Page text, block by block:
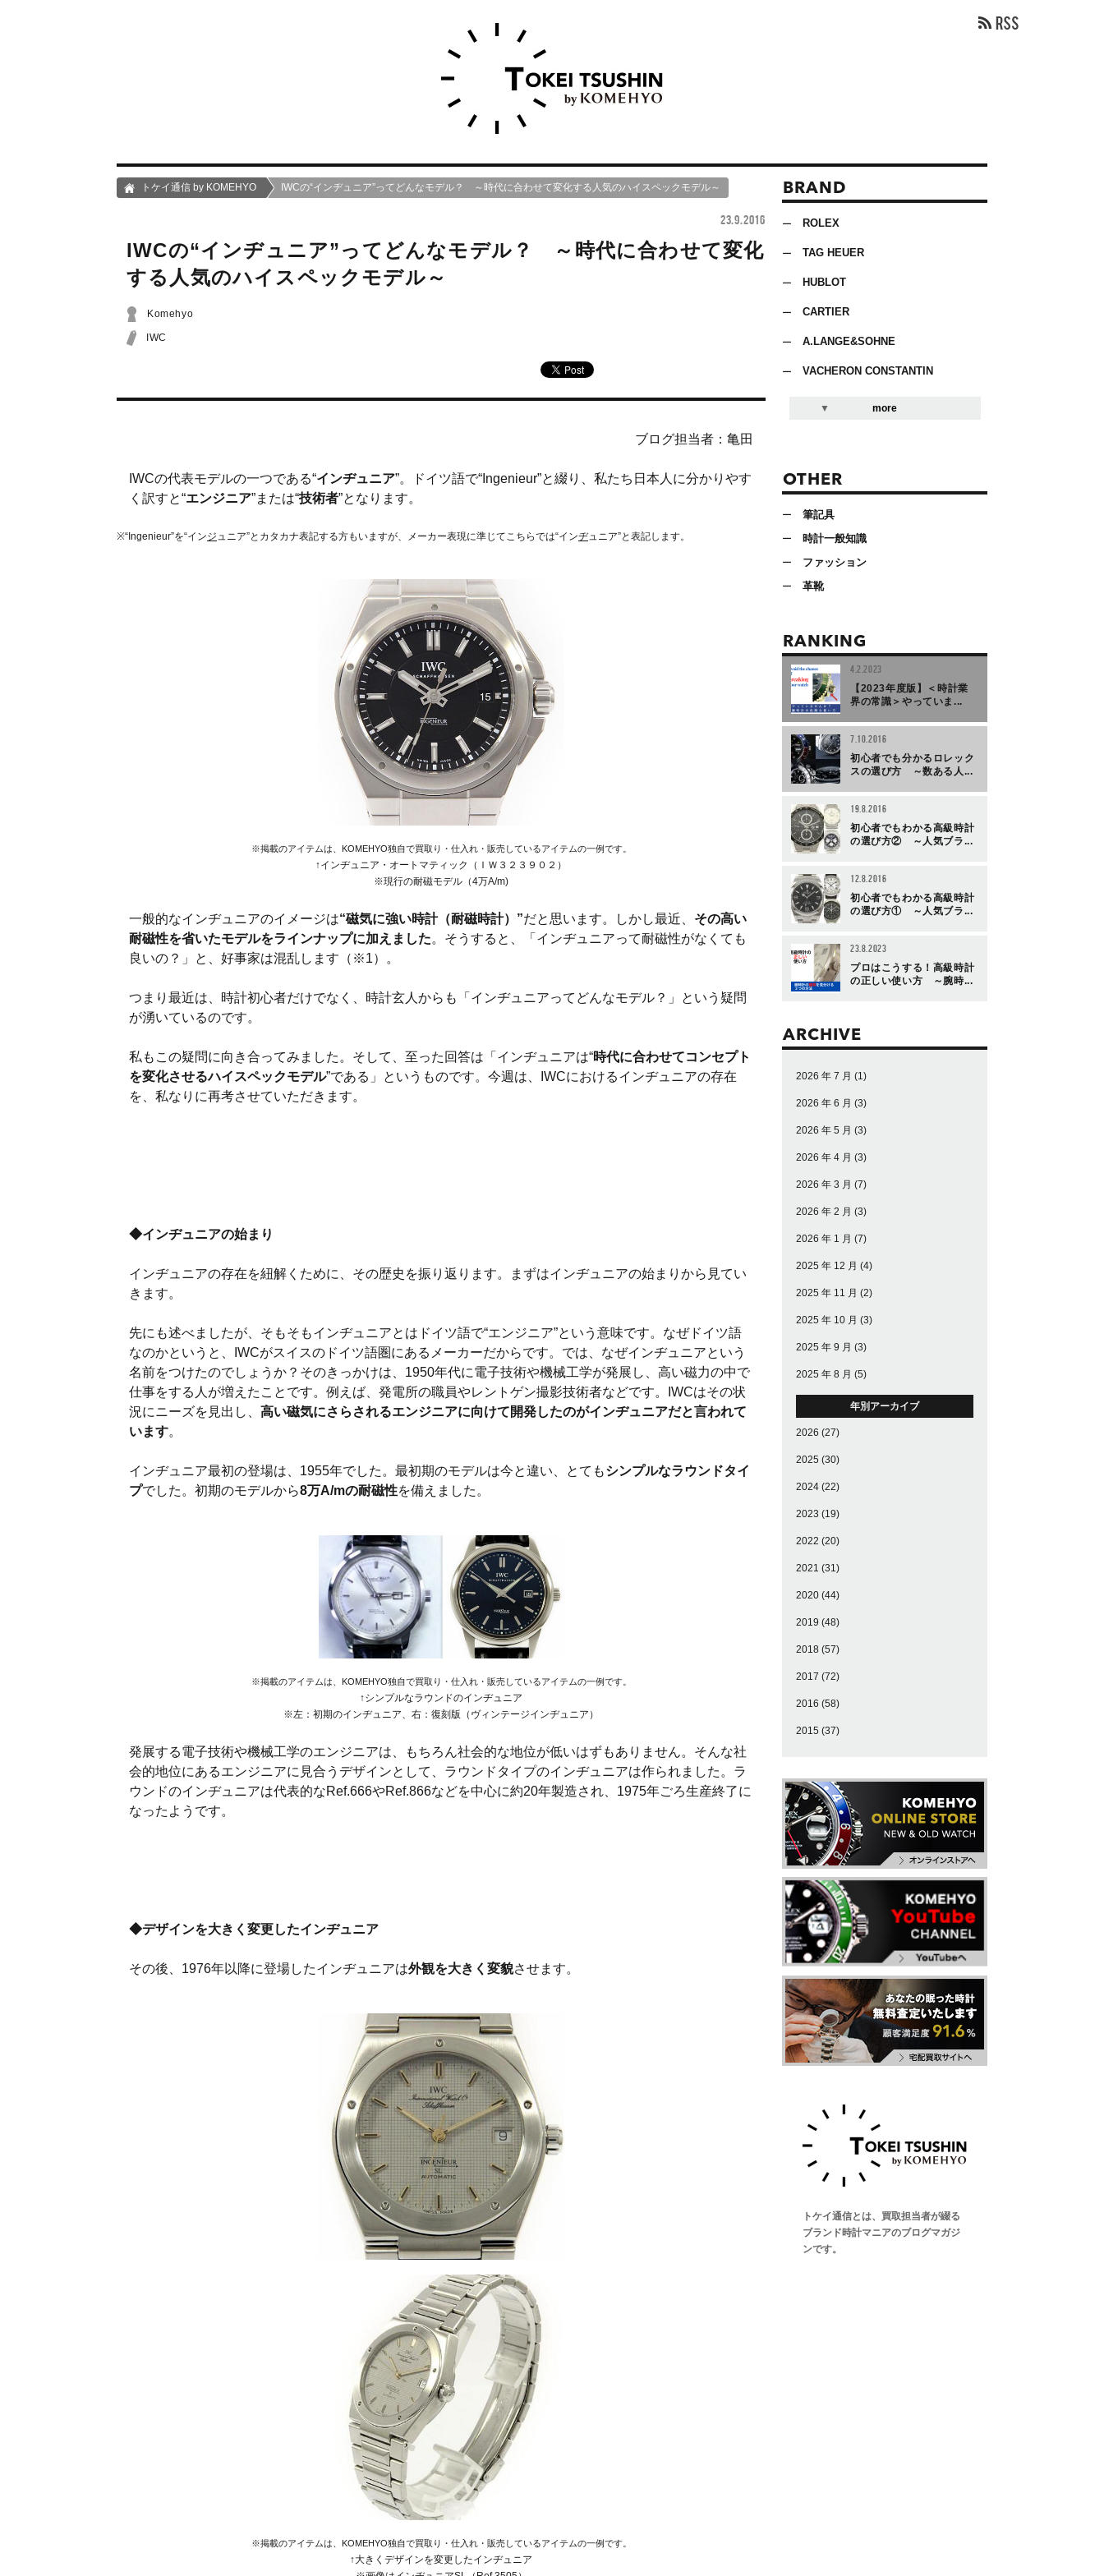
トケイ通信 by KOMEHYO IWCの“インヂュニア”ってどんなモデル？ ～時代に合わせて変化する人気のハイスペックモデル～
23.9.2016
IWCの“インヂュニア”ってどんなモデル？ ～時代に合わせて変化
する人気のハイスペックモデル～
Komehyo
IWC
ブログ担当者：亀田
IWCの代表モデルの一つである“インヂュニア”。ドイツ語で“Ingenieur”と綴り、私たち日本人に分かりやす
く訳すと“エンジニア”または“技術者”となります。
※“Ingenieur”を“インジュニア”とカタカナ表記する方もいますが、メーカー表現に準じてこちらでは“インヂュニア”と表記します。
※掲載のアイテムは、KOMEHYO独自で買取り・仕入れ・販売しているアイテムの一例です。
↑インヂュニア・オートマティック（ＩＷ３２３９０２）
※現行の耐磁モデル（4万A/m)
一般的なインヂュニアのイメージは“磁気に強い時計（耐磁時計）”だと思います。しかし最近、 その高い
耐磁性を省いたモデルをラインナップに加えました。そうすると、「インヂュニアって耐磁性がなくても
良いの？」と、好事家は混乱します（※1）。
つまり最近は、時計初心者だけでなく、時計玄人からも「インヂュニアってどんなモデル？」という疑問
が湧いているのです。
私もこの疑問に向き合ってみました。そして、至った回答は「インヂュニアは“時代に合わせてコンセプト
を変化させるハイスペックモデル”である」というものです。今週は、IWCにおけるインヂュニアの存在
を、私なりに再考させていただきます。
◆インヂュニアの始まり
インヂュニアの存在を紐解くために、その歴史を振り返ります。まずはインヂュニアの始まりから見てい
きます。
先にも述べましたが、そもそもインヂュニアとはドイツ語で“エンジニア”という意味です。なぜドイツ語
なのかというと、IWCがスイスのドイツ語圏にあるメーカーだからです。では、なぜインヂュニアという
名前をつけたのでしょうか？そのきっかけは、1950年代に電子技術や機械工学が発展し、高い磁力の中で
仕事をする人が増えたことです。例えば、発電所の職員やレントゲン撮影技術者などです。IWCはその状
況にニーズを見出し、 高い磁気にさらされるエンジニアに向けて開発したのがインヂュニアだと言われて
います。
インヂュニア最初の登場は、1955年でした。最初期のモデルは今と違い、とてもシンプルなラウンドタイ
プでした。初期のモデルから8万A/mの耐磁性を備えました。
※掲載のアイテムは、KOMEHYO独自で買取り・仕入れ・販売しているアイテムの一例です。
↑シンプルなラウンドのインヂュニア
※左：初期のインヂュニア、右：復刻版（ヴィンテージインヂュニア）
発展する電子技術や機械工学のエンジニアは、もちろん社会的な地位が低いはずもありません。そんな社
会的地位にあるエンジニアに見合うデザインとして、ラウンドタイプのインヂュニアは作られました。ラ
ウンドのインヂュニアは代表的なRef.666やRef.866などを中心に約20年製造され、1975年ごろ生産終了に
なったようです。
◆デザインを大きく変更したインヂュニア
その後、1976年以降に登場したインヂュニアは外観を大きく変貌させます。
※掲載のアイテムは、KOMEHYO独自で買取り・仕入れ・販売しているアイテムの一例です。
↑大きくデザインを変更したインヂュニア
BRAND
ROLEX
TAG HEUER
HUBLOT
CARTIER
A.LANGE&SOHNE
VACHERON CONSTANTIN
more
OTHER
筆記具
時計一般知識
ファッション
革靴
RANKING
4.2.2023
【2023年度版】＜時計業
界の常識＞やっていま...
7.10.2016
初心者でも分かるロレック
スの選び方 ～数ある人...
19.8.2016
初心者でもわかる高級時計
の選び方② ～人気ブラ...
12.8.2016
初心者でもわかる高級時計
の選び方① ～人気ブラ...
23.8.2023
プロはこうする！高級時計
の正しい使い方 ～腕時...
ARCHIVE
2026 年 7 月 (1)
2026 年 6 月 (3)
2026 年 5 月 (3)
2026 年 4 月 (3)
2026 年 3 月 (7)
2026 年 2 月 (3)
2026 年 1 月 (7)
2025 年 12 月 (4)
2025 年 11 月 (2)
2025 年 10 月 (3)
2025 年 9 月 (3)
2025 年 8 月 (5)
年別アーカイブ
2026 (27)
2025 (30)
2024 (22)
2023 (19)
2022 (20)
2021 (31)
2020 (44)
2019 (48)
2018 (57)
2017 (72)
2016 (58)
2015 (37)
トケイ通信とは、買取担当者が綴る
ブランド時計マニアのブログマガジ
ンです。